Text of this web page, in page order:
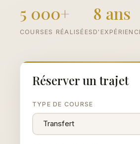
5 000+
COURSES RÉALISÉES
8 ans
Réserver un trajet
TYPE DE COURSE